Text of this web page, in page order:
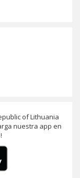
of Lithuania
nuestra app en